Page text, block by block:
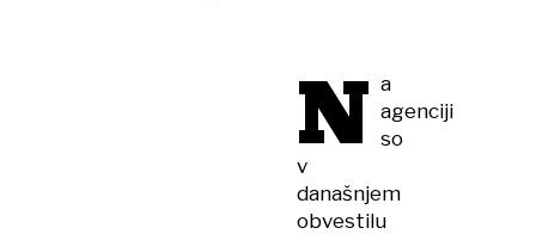
N a
agenciji
so
v
današnjem
obvestilu